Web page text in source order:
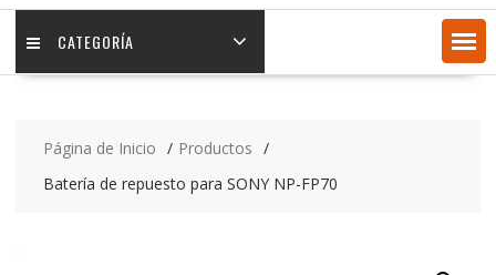
CATEGORÍA
Página de Inicio
Productos
Batería de repuesto para SONY NP-FP70